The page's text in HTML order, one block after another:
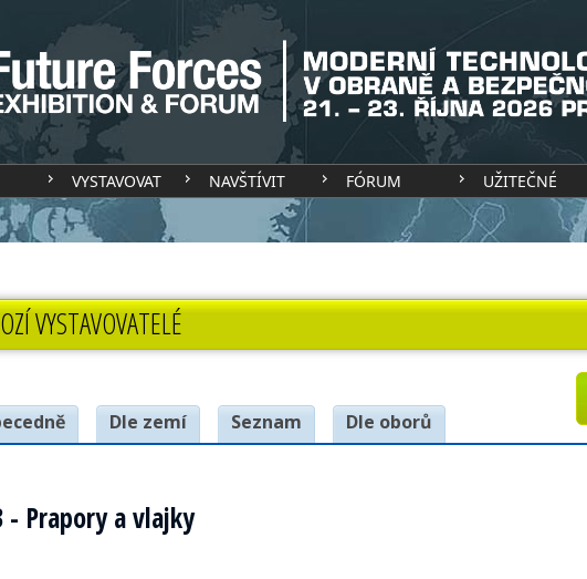
VYSTAVOVAT NAVŠTÍVIT FÓRUM UŽITEČNÉ
VYSTAVOVATELÉ
Dle zemí Seznam Dle oborů
- Prapory a vlajky